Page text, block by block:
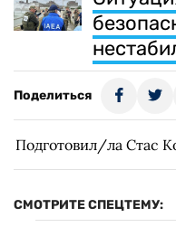
Поделиться
Подготовил/ла Стас
СМОТРИТЕ СПЕЦТЕМУ: